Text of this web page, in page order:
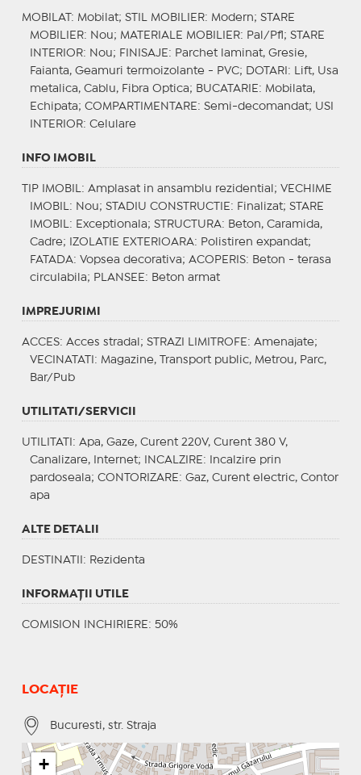
MOBILAT : Mobilat; STIL MOBILIER: Modern; STARE
MOBILIER: Nou; MATERIALE MOBILIER: Pal/Pfl; STARE
INTERIOR: Nou; FINISAJE : Parchet laminat, Gresie,
Faianta, Geamuri termoizolante - PVC;
DOTARI : Lift, Usa
metalica, Cablu, Fibra Optica; BUCATARIE : Mobilata,
Echipata; COMPARTIMENTARE : Semi-decomandat; USI
INTERIOR: Celulare
INFO IMOBIL
TIP IMOBIL : Amplasat in ansamblu rezidential; VECHIME
IMOBIL : Nou; STADIU CONSTRUCTIE : Finalizat; STARE
IMOBIL : Exceptionala; STRUCTURA: Beton, Caramida,
Cadre;
IZOLATIE EXTERIOARA: Polistiren expandat;
FATADA: Vopsea decorativa; ACOPERIS: Beton - terasa
circulabila; PLANSEE : Beton armat
IMPREJURIMI
ACCES: Acces stradal; STRAZI LIMITROFE : Amenajate;
VECINATATI : Magazine, Transport public, Metrou, Parc,
Bar/Pub
UTILITATI/SERVICII
UTILITATI : Apa, Gaze, Curent 220V, Curent 380 V,
Canalizare, Internet;
INCALZIRE : Incalzire prin
pardoseala; CONTORIZARE : Gaz, Curent electric, Contor
apa
ALTE DETALII
DESTINATII : Rezidenta
INFORMAŢII UTILE
COMISION INCHIRIERE: 50%
LOCAȚIE
Bucuresti, str. Straja
+